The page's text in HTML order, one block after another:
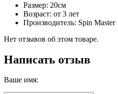
Размер: 20см
Возраст: от 3 лет
Производитель: Spin Master
Нет отзывов об этом товаре.
Написать отзыв
Ваше имя: